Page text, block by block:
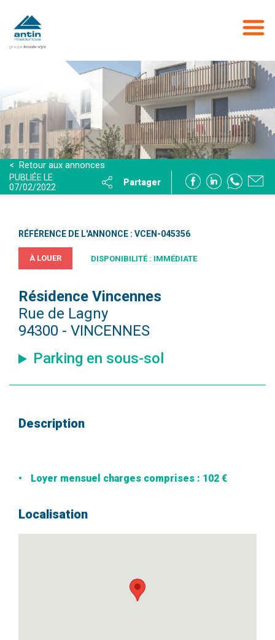
contenu
principal
< Retour aux annonces
PUBLIÉE LE
07/02/2022
Partager
RÉFÉRENCE DE L'ANNONCE : VCEN-045356
À LOUER DISPONIBILITÉ : IMMÉDIATE
Résidence Vincennes
Rue de Lagny
94300 - VINCENNES
Parking en sous-sol
Description
Loyer mensuel charges comprises : 102 €
Localisation